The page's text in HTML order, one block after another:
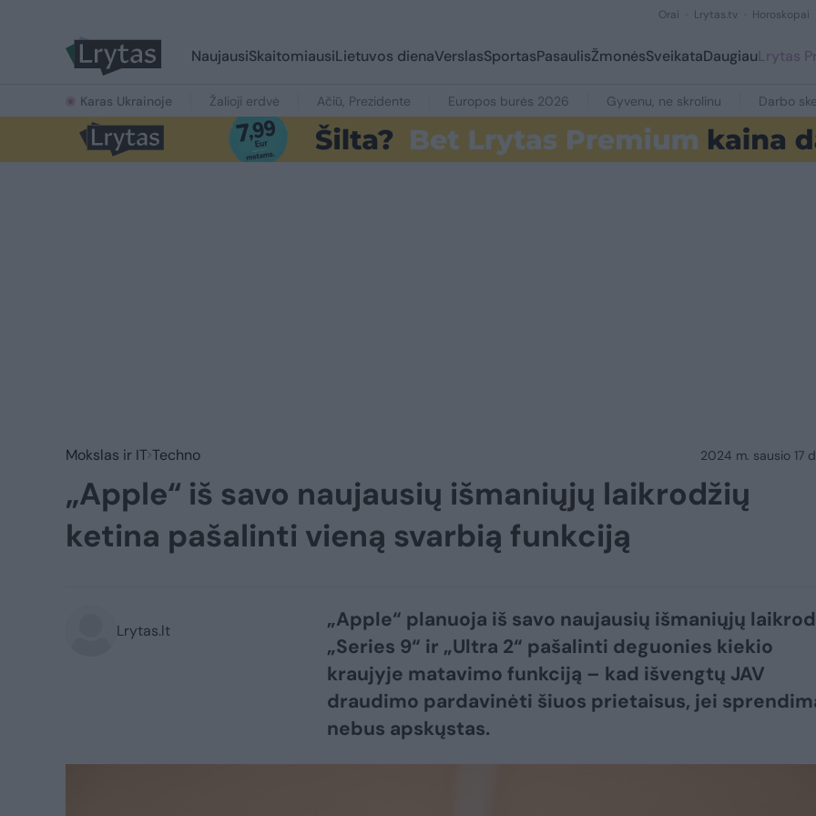
Orai Lrytas.tv Horoskopai
NaujausiSkaitomiausiLietuvos dienaVerslasSportasPasaulisŽmonėsSveikataDaugiauLrytas
Karas Ukrainoje Žalioji erdvė Ačiū, Prezidente Europos burės 2026 Gyvenu, ne skrolinu Darbo
Mokslas ir IT Techno 2024 m. sausio 17
„Apple“ iš savo naujausių išmaniųjų laikrodžių
ketina pašalinti vieną svarbią funkciją
Lrytas.lt
„Apple“ planuoja iš savo naujausių išmaniųjų
„Series 9“ ir „Ultra 2“ pašalinti deguonies kiekio
kraujyje matavimo funkciją – kad išvengtų JAV
draudimo pardavinėti šiuos prietaisus, jei
nebus apskųstas.